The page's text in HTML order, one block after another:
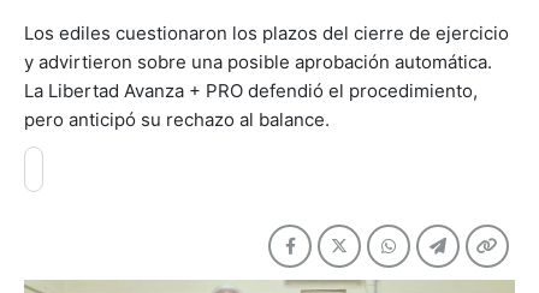
Los ediles cuestionaron los plazos del cierre de ejercicio
y advirtieron sobre una posible aprobación automática.
La Libertad Avanza + PRO defendió el procedimiento,
pero anticipó su rechazo al balance.